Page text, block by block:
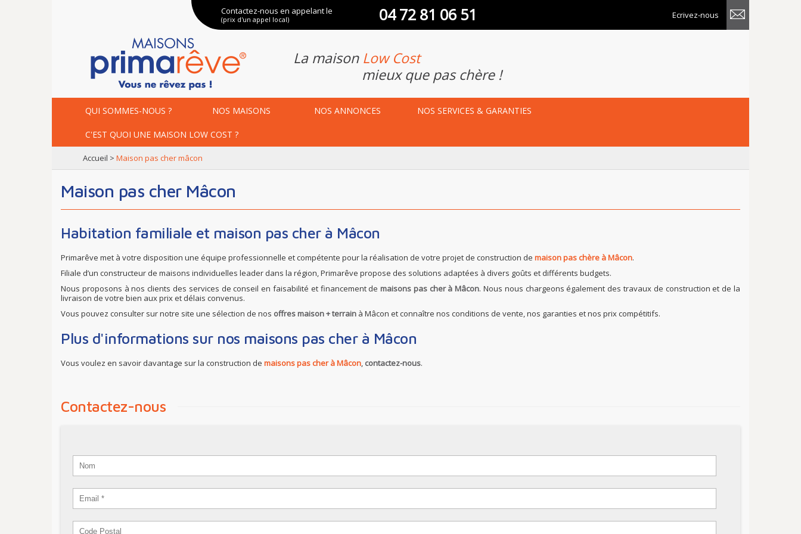
Contactez-nous en appelant le
(prix d'un appel local) 04 72 81 06 51 Ecrivez-nous
La maison Low Cost
mieux que pas chère !
QUI SOMMES-NOUS ? NOS MAISONS NOS ANNONCES NOSSERVICES & GARANTIES
C'EST QUOI UNE MAISON LOW COST ?
accueil > maison pas cher mâcon
Maison pas cher Mâcon
Habitation familiale et maison pas cher à Mâcon
Primarêve met à votre disposition une équipe professionnelle et compétente pour la réalisation de votre projet de construction de maison pas chère à Mâcon.
Filiale d’un constructeur de maisons individuelles leader dans la région, Primarêve propose des solutions adaptées à divers goûts et différents budgets.
Nous proposons à nos clients des services de conseil en faisabilité et financement de maisons pas cher à Mâcon. Nous nous chargeons également des travaux de construction et de la
livraison de votre bien aux prix et délais convenus.
Vous pouvez consulter sur notre site une sélection de nos offres maison + terrain à Mâcon et connaître nos conditions de vente, nos garanties et nos prix compétitifs.
Plus d'informations sur nos maisons pas cher à Mâcon
Vous voulez en savoir davantage sur la construction de maisons pas cher à Mâcon, contactez-nous.
Contactez-nous